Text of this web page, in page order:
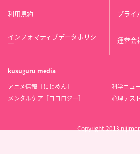
利用規約 プライ
インフォマティブデータポリシ
ー 運営会
kusuguru media
アニメ情報［にじめん］
科学ニュ
メンタルケア［ココロジー］
心理テス
Copyright 2013